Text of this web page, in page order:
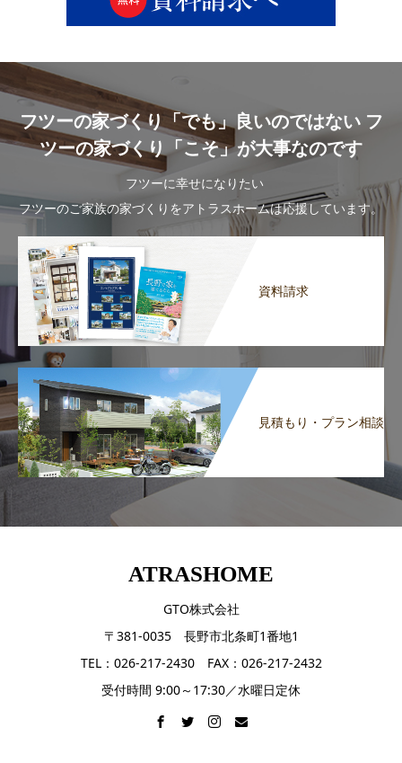
フツーの家づくり「でも」良いのではない フ
ツーの家づくり「こそ」が大事なのです
フツーに幸せになりたい
フツーのご家族の家づくりをアトラスホームは応援しています。
資料請求
見積もり・プラン相談
ATRASHOME
GTO株式会社
〒381-0035 長野市北条町1番地1
TEL：026-217-2430 FAX：026-217-2432
受付時間 9:00～17:30／水曜日定休